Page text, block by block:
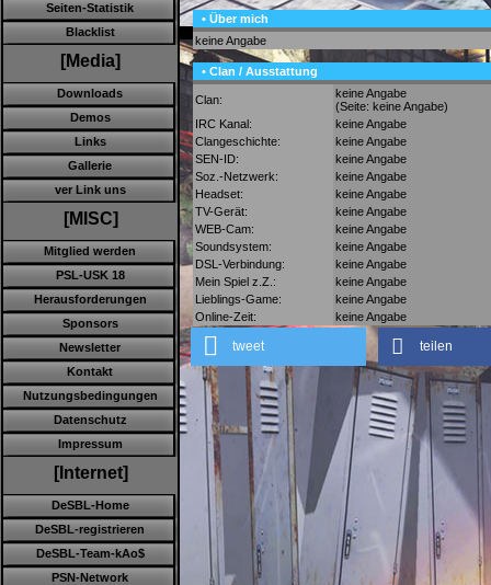
Seiten-Statistik
Blacklist
[Media]
Downloads
Demos
Links
Gallerie
ver Link uns
[MISC]
Mitglied werden
PSL-USK 18
Herausforderungen
Sponsors
Newsletter
Kontakt
Nutzungsbedingungen
Datenschutz
Impressum
[Internet]
DeSBL-Home
DeSBL-registrieren
DeSBL-Team-kAo$
PSN-Network
• Über mich
keine Angabe
• Clan / Ausstattung
Clan:
keine Angabe
(Seite: keine Angabe)
IRC Kanal:
keine Angabe
Clangeschichte:
keine Angabe
SEN-ID:
keine Angabe
Soz.-Netzwerk:
keine Angabe
Headset:
keine Angabe
TV-Gerät:
keine Angabe
WEB-Cam:
keine Angabe
Soundsystem:
keine Angabe
DSL-Verbindung:
keine Angabe
Mein Spiel z.Z.:
keine Angabe
Lieblings-Game:
keine Angabe
Online-Zeit:
keine Angabe
tweet teilen